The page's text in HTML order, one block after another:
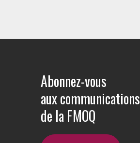
Abonnez-vous
aux communications
de la FMOQ